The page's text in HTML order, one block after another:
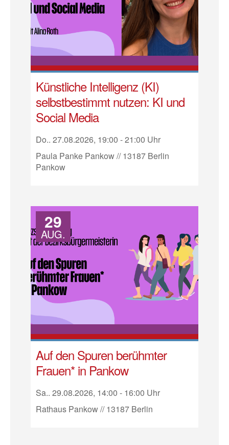
Künstliche Intelligenz (KI)
selbstbestimmt nutzen: KI und
Social Media
Do.. 27.08.2026, 19:00 - 21:00 Uhr
Paula Panke Pankow // 13187 Berlin
Pankow
29
AUG.
Auf den Spuren berühmter
Frauen* in Pankow
Sa.. 29.08.2026, 14:00 - 16:00 Uhr
Rathaus Pankow // 13187 Berlin